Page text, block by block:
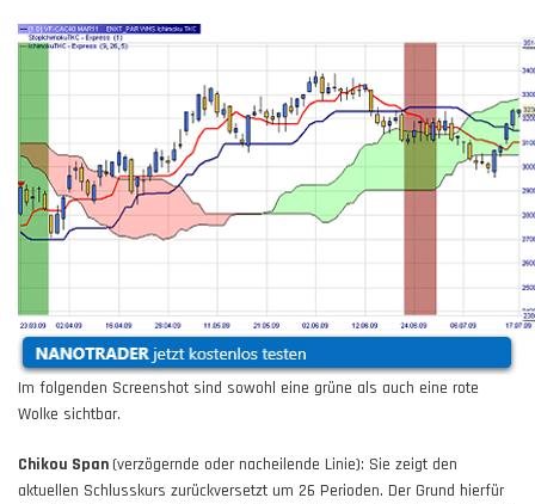
Im folgenden Screenshot sind sowohl eine grüne als auch eine rote
Wolke sichtbar.
Chikou Span (verzögernde oder nacheilende Linie): Sie zeigt den
aktuellen Schlusskurs zurückversetzt um 26 Perioden. Der Grund hierfür